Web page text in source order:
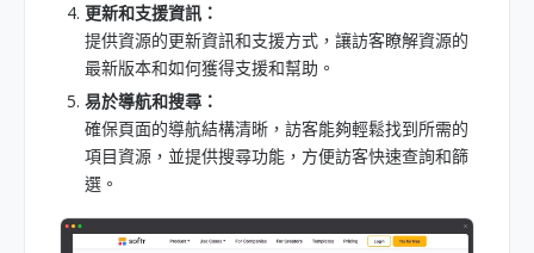
更新和支援資訊：
提供資源的更新資訊和支援方式，讓訪客瞭解資源的
最新版本和如何獲得支援和幫助。
易於導航和搜尋：
確保頁面的導航結構清晰，訪客能夠輕鬆找到所需的
項目資源，並提供搜尋功能，方便訪客快速查詢和篩
選。